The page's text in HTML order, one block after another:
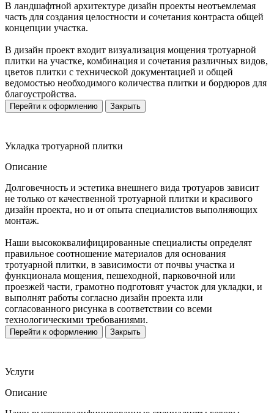
В ландшафтной архитектуре дизайн проекты неотъемлемая
часть для создания целостности и сочетания контраста общей
концепции участка.
В дизайн проект входит визуализация мощения тротуарной
плитки на участке, комбинация и сочетания различных видов,
цветов плитки с технической документацией и общей
ведомостью необходимого количества плитки и бордюров для
благоустройства.
Перейти к оформлению Закрыть
Укладка тротуарной плитки
Описание
Долговечность и эстетика внешнего вида тротуаров зависит
не только от качественной тротуарной плитки и красивого
дизайн проекта, но и от опыта специалистов выполняющих
монтаж.
Наши высококвалифицированные специалисты определят
правильное соотношение материалов для основания
тротуарной плитки, в зависимости от почвы участка и
функционала мощения, пешеходной, парковочной или
проезжей части, грамотно подготовят участок для укладки, и
выполнят работы согласно дизайн проекта или
согласованного рисунка в соответствии со всеми
технологическими требованиями.
Перейти к оформлению Закрыть
Услуги
Описание